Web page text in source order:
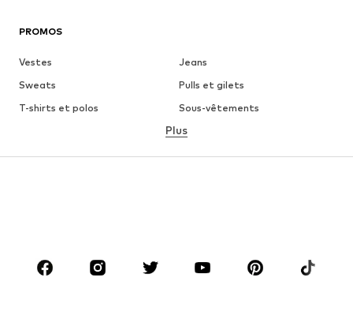
PROMOS
Vestes
Jeans
Sweats
Pulls et gilets
T-shirts et polos
Sous-vêtements
Chemises
VÊTEMENTS
Plus